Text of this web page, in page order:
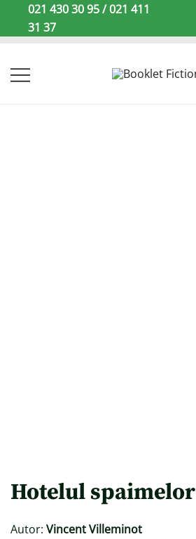
021 430 30 95 / 021 411
31 37
Hotelul spaimelor
Autor: Vincent Villeminot